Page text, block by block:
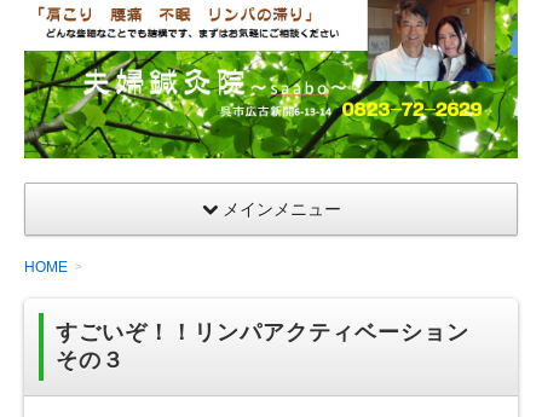
夫
婦
鍼
灸
院
メインメニュー
HOME
すごいぞ！！リンパアクティベーション
その３